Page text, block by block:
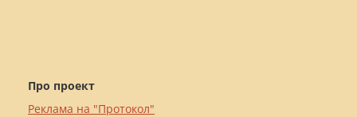
Про проект
Реклама на "Протокол"